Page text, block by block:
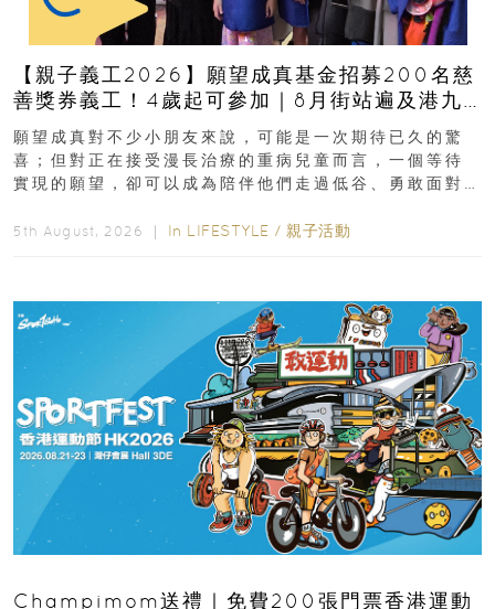
【親子義工2026】願望成真基金招募200名慈
善獎券義工！4歲起可參加｜8月街站遍及港九
新界
願望成真對不少小朋友來說，可能是一次期待已久的驚
喜；但對正在接受漫長治療的重病兒童而言，一個等待
實現的願望，卻可以成為陪伴他們走過低谷、勇敢面對
5th August, 2026 ｜ In LIFESTYLE / 親子活動
Champimom送禮｜免費200張門票香港運動